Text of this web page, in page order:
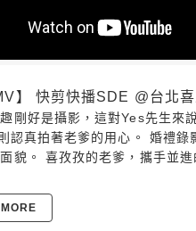
】 快剪快播SDE @台北
剛好是攝影，這對Yes先生來
認真拍著老爹的用心。 婚禮
貌。 喜孜孜的老爹，攜手並